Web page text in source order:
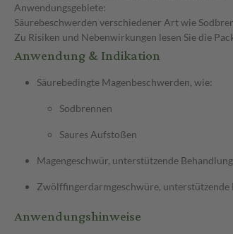
Anwendungsgebiete:
Säurebeschwerden verschiedener Art wie
Zu Risiken und Nebenwirkungen lesen Sie die
Anwendung & Indikation
Säurebedingte Magenbeschwerden, wie:
Sodbrennen
Saures Aufstoßen
Magengeschwür, unterstützende Behandlung
Zwölffingerdarmgeschwüre, unterstützende
Anwendungshinweise